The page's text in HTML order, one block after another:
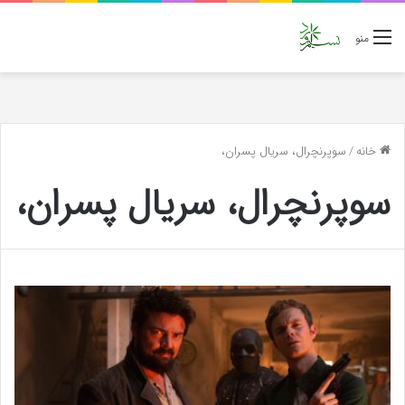
منو
خانه/سوپرنچرال، سریال پسران،
سوپرنچرال، سریال پسران،